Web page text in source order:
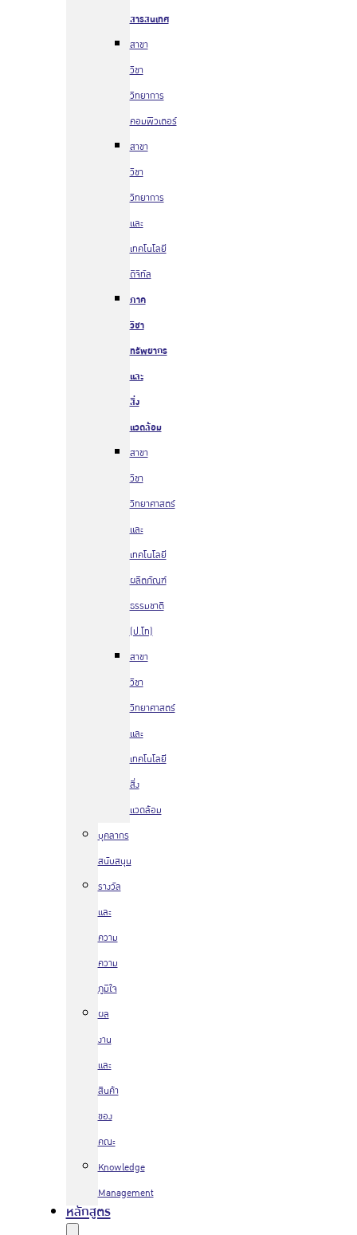
สารสนเทศ
สาขา
วิชา
วิทยาการ
คอมพิวเตอร์
สาขา
วิชา
วิทยาการ
และ
เทคโนโลยี
ดิจิทัล
ภาค
วิชา
ทรัพยากร
และ
สิ่ง
แวดล้อม
สาขา
วิชา
วิทยาศาสตร์
และ
เทคโนโลยี
ผลิตภัณฑ์
ธรรมชาติ
(ป.โท)
สาขา
วิชา
วิทยาศาสตร์
และ
เทคโนโลยี
สิ่ง
แวดล้อม
บุคลากร
สนับสนุน
รางวัล
และ
ความ
ความ
ภูมิใจ
ผล
งาน
และ
สินค้า
ของ
คณะ
Knowledge
Management
หลักสูตร